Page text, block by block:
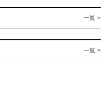
一覧 >
一覧 >